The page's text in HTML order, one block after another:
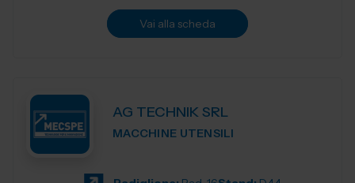
Vai alla scheda
AG TECHNIK SRL
MACCHINE UTENSILI